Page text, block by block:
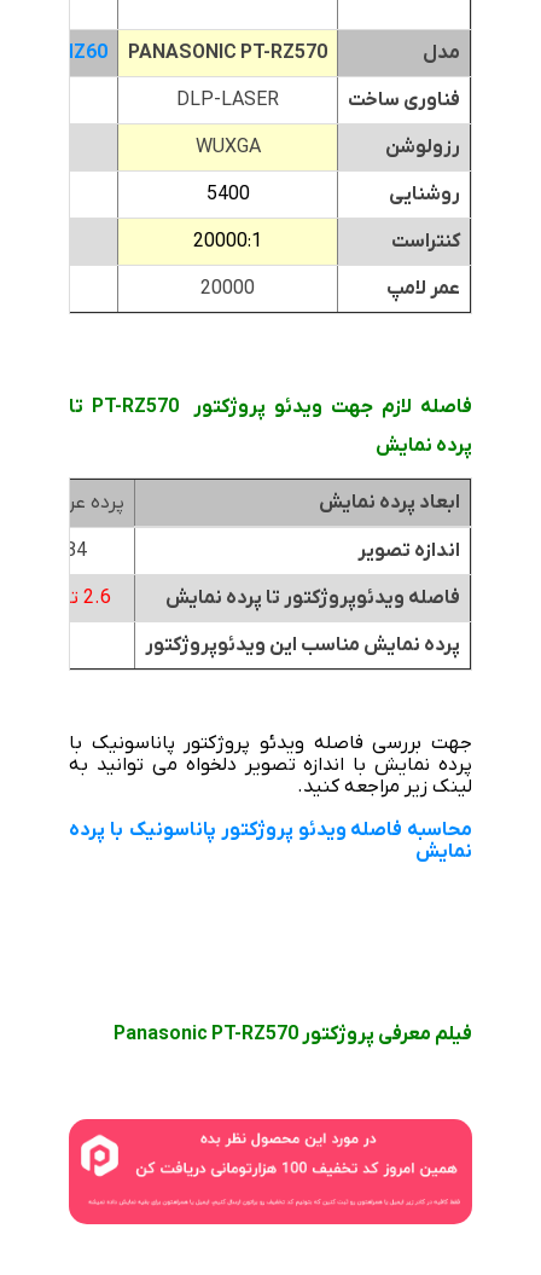
مدل PANASONIC PT-RZ570
PT-VMZ60
فناوری ساخت
DLP-LASER
رزولوشن
WUXGA
روشنایی
5400
کنتراست
20000:1
عمر لامپ
20000
فاصله لازم جهت ویدئو پروژکتور PT-RZ570 تا
پرده نمایش
ابعاد پرده نمایش
پرده عرض 1.8متر
اندازه تصویر
84 اینچ
فاصله ویدئوپروژکتور تا پرده نمایش
2.6 تا 5.3 متر
پرده نمایش مناسب این ویدئوپروژکتور
جهت بررسی فاصله ویدئو پروژکتور پاناسونیک با
پرده نمایش با اندازه تصویر دلخواه می توانید به
لینک زیر مراجعه کنید.
محاسبه فاصله ویدئو پروژکتور پاناسونیک با پرده
نمایش
فیلم معرفی پروژکتور Panasonic PT-RZ570